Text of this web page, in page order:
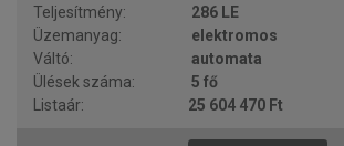
286 LE
elektromos
automata
5 fő
25 604 470 Ft